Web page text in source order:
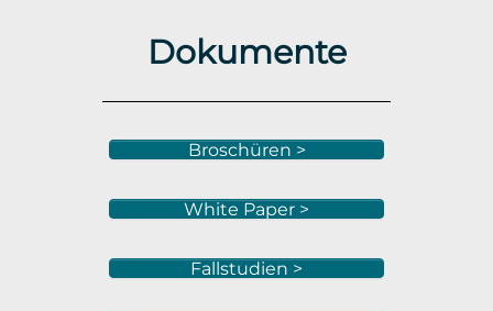
Dokumente
Broschüren >
White Paper >
Fallstudien >